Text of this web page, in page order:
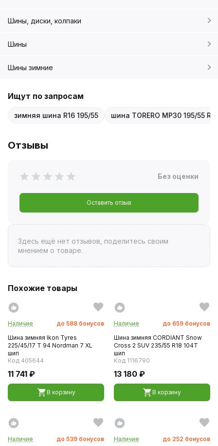
Шины, диски, колпаки
Шины
Шины зимние
Ищут по запросам
зимняя шина R16 195/55 шина TORERO MP30 195/55 R16
Отзывы
Без оценки
Оставить отзыв
Здесь ещё нет отзывов, поделитесь своим
мнением о товаре.
Похожие товары
Наличие до 588 бонусов
Шина зимняя Ikon Tyres
225/45/17 T 94 Nordman 7 XL
шип
Код 405644
11 741 ₽
В корзину
Наличие до 659 бонусов
Шина зимняя CORDIANT Snow
Cross 2 SUV 235/55 R18 104T
шип
Код 1116790
13 180 ₽
В корзину
Наличие до 539 бонусов
Наличие до 252 бонусов